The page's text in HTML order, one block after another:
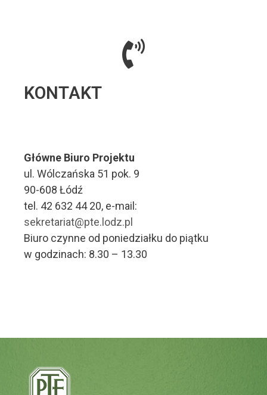
KONTAKT
Główne Biuro Projektu
ul. Wólczańska 51 pok. 9
90-608 Łódź
tel. 42 632 44 20, e-mail:
sekretariat@pte.lodz.pl
Biuro czynne od poniedziałku do piątku
w godzinach: 8.30 – 13.30